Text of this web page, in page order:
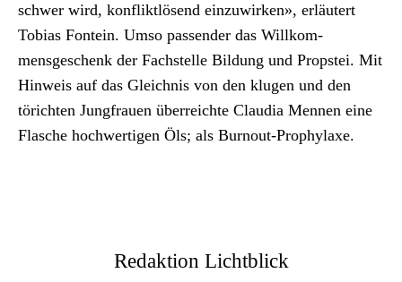
schw­er wird, kon­flik­tlösend einzuwirken», erläutert
Tobias Fontein. Umso passender das Willkom­
mensgeschenk der Fach­stelle Bil­dung und Prop­stei. Mit
Hin­weis auf das Gle­ich­nis von den klu­gen und den
töricht­en Jungfrauen über­re­ichte Clau­dia Men­nen eine
Flasche hochw­er­ti­gen Öls; als Burnout-Pro­phy­laxe.
Redaktion Lichtblick